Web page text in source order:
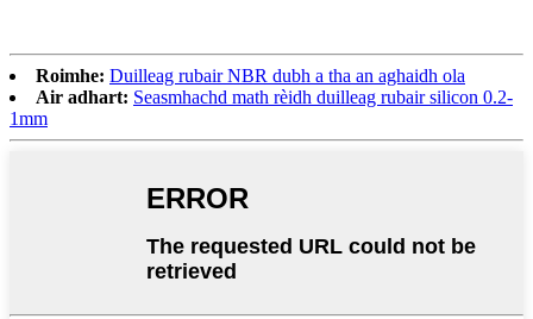
Roimhe: Duilleag rubair NBR dubh a tha an aghaidh ola
Air adhart: Seasmhachd math rèidh duilleag rubair silicon 0.2-
1mm